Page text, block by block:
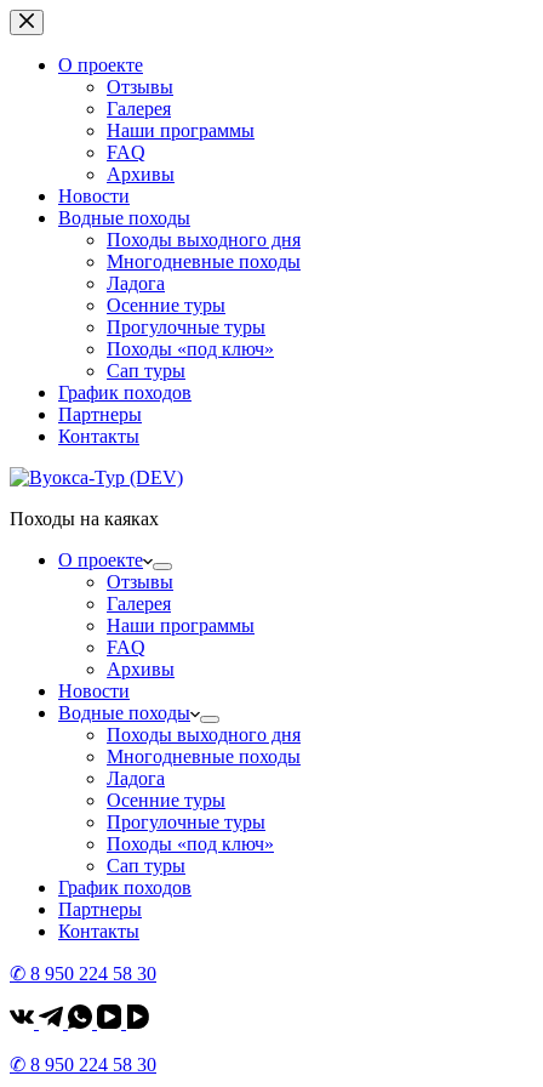
Перейти
к
сути
О проекте
Отзывы
Галерея
Наши программы
FAQ
Архивы
Новости
Водные походы
Походы выходного дня
Многодневные походы
Ладога
Осенние туры
Прогулочные туры
Походы «под ключ»
Сап туры
График походов
Партнеры
Контакты
Походы на каяках
О проекте
Отзывы
Галерея
Наши программы
FAQ
Архивы
Новости
Водные походы
Походы выходного дня
Многодневные походы
Ладога
Осенние туры
Прогулочные туры
Походы «под ключ»
Сап туры
График походов
Партнеры
Контакты
✆ 8 950 224 58 30
✆ 8 950 224 58 30